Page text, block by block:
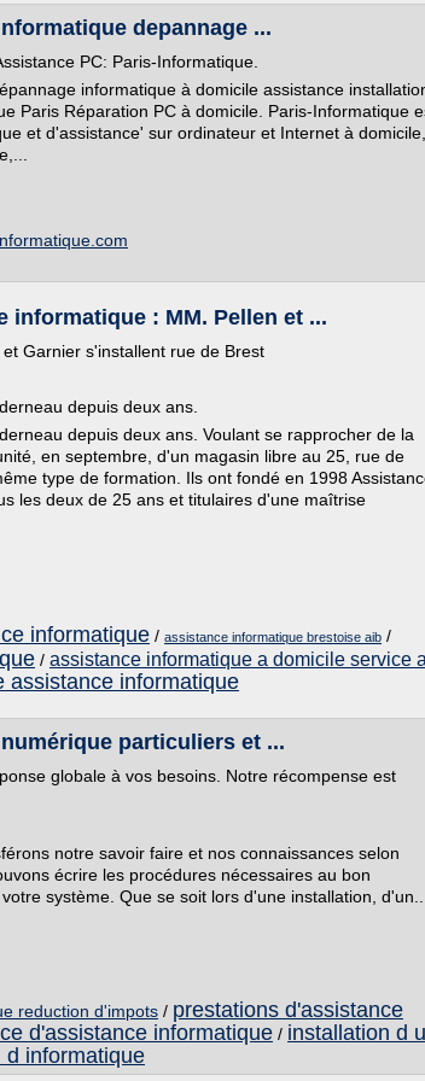
depannage ...
PC: Paris-Informatique.
informatique à domicile assistance
Paris Réparation PC à domicile. Paris-Informatique
et d'assistance' sur ordinateur et Internet à domicile,
informatique : MM. Pellen et ...
Garnier s'installent rue de Brest
depuis deux ans.
depuis deux ans. Voulant se rapprocher de la
en septembre, d'un magasin libre au 25, rue de
type de formation. Ils ont fondé en 1998
les deux de 25 ans et titulaires d'une maîtrise
informatique / assistance informatique brestoise aib /
/ assistance informatique a domicile service a
assistance informatique
particuliers et ...
globale à vos besoins. Notre récompense est
notre savoir faire et nos connaissances selon
écrire les procédures nécessaires au bon
système. Que se soit lors d'une installation, d'un...
reduction d'impots / prestations d'assistance
d'assistance informatique / installation d
d informatique